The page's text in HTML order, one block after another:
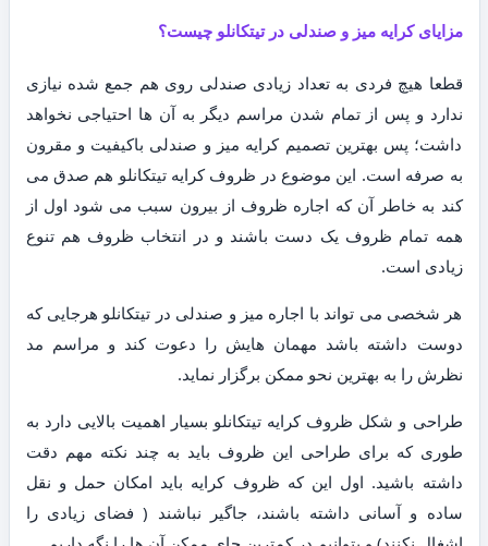
مزایای کرایه میز و صندلی در تیتکانلو چیست؟
قطعا هیچ فردی به تعداد زیادی صندلی روی هم جمع شده نیازی
ندارد و پس از تمام شدن مراسم دیگر به آن ها احتیاجی نخواهد
داشت؛ پس بهترین تصمیم کرایه میز و صندلی باکیفیت و مقرون
به صرفه است. این موضوع در ظروف کرایه تیتکانلو هم صدق می
کند به خاطر آن که اجاره ظروف از بیرون سبب می شود اول از
همه تمام ظروف یک دست باشند و در انتخاب ظروف هم تنوع
زیادی است.
هر شخصی می تواند با اجاره میز و صندلی در تیتکانلو هرجایی که
دوست داشته باشد مهمان هایش را دعوت کند و مراسم مد
نظرش را به بهترین نحو ممکن برگزار نماید.
طراحی و شکل ظروف کرایه تیتکانلو بسیار اهمیت بالایی دارد به
طوری که برای طراحی این ظروف باید به چند نکته مهم دقت
داشته باشید. اول این که ظروف کرایه باید امکان حمل و نقل
ساده و آسانی داشته باشند، جاگیر نباشند ( فضای زیادی را